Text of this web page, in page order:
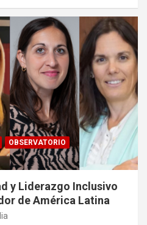
OBSERVATORIO
y Liderazgo Inclusivo
de América Latina